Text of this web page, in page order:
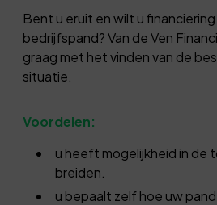
Bent u eruit en wilt u
bedrijfspand? Van de Ven
graag met het vinden van de
situatie.
Voordelen:
u heeft mogelijkheid in de
breiden.
u bepaalt zelf hoe uw